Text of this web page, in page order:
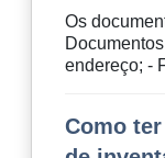
Os
endereço; -
Como